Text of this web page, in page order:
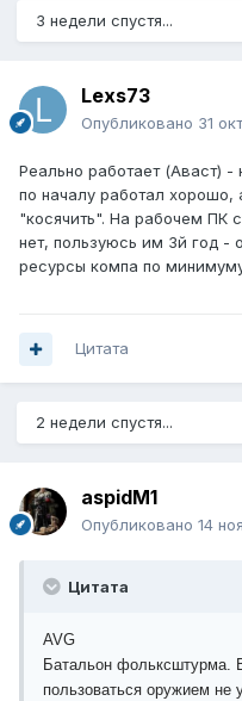
3 недели спустя...
Lexs73
Опубликовано 31
Реально работает (Аваст) -
по началу работал хорошо,
"косячить". На рабочем ПК
нет, пользуюсь им 3й год -
ресурсы компа по
Цитата
2 недели спустя...
aspidM1
Опубликовано 14
Цитата
AVG
Батальон фольксштурма.
пользоваться оружием не